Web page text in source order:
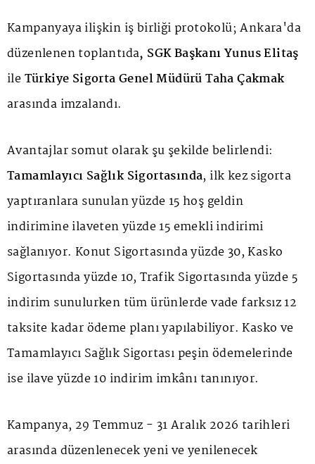
Kampanyaya ilişkin iş birliği protokolü; Ankara'da
düzenlenen toplantıda, SGK Başkanı Yunus Elitaş
ileTürkiye Sigorta Genel Müdürü Taha Çakmak
arasında imzalandı.
Avantajlar somut olarak şu şekilde belirlendi:
Tamamlayıcı Sağlık Sigortasında, ilk kez sigorta
yaptıranlara sunulan yüzde 15 hoş geldin
indirimine ilaveten yüzde 15 emekli indirimi
sağlanıyor. Konut Sigortasında yüzde 30, Kasko
Sigortasında yüzde 10, Trafik Sigortasında yüzde 5
indirim sunulurken tüm ürünlerde vade farksız 12
taksite kadar ödeme planı yapılabiliyor. Kasko ve
Tamamlayıcı Sağlık Sigortası peşin ödemelerinde
ise ilave yüzde 10 indirim imkânı tanınıyor.
Kampanya, 29 Temmuz - 31 Aralık 2026 tarihleri
arasında düzenlenecek yeni ve yenilenecek